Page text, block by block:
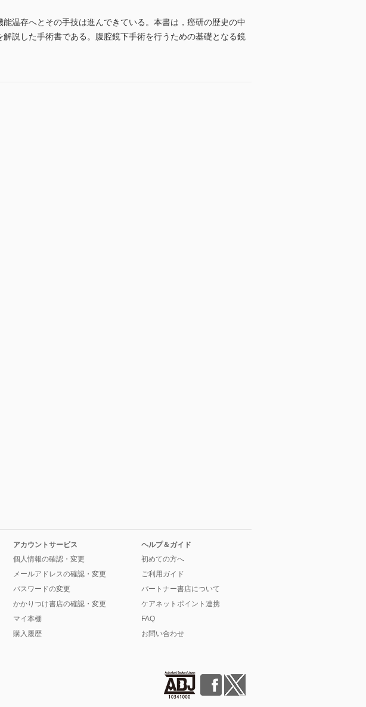
温存へとその手技は進んできている。本書は，癌研の歴史の中
説した手術書である。腹腔鏡下手術を行うための基礎となる鏡
アカウントサービス
個人情報の確認・変更
メールアドレスの確認・変更
パスワードの変更
かかりつけ書店の確認・変更
マイ本棚
購入履歴
ヘルプ＆ガイド
初めての方へ
ご利用ガイド
パートナー書店について
ケアネットポイント連携
FAQ
お問い合わせ